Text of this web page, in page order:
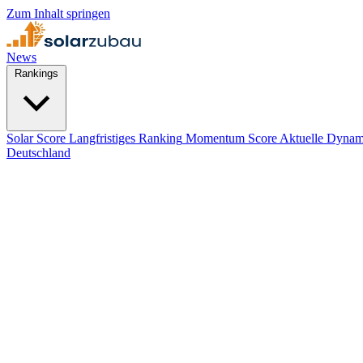
Zum Inhalt springen
News
Solar Score Langfristiges Ranking Momentum Score Aktuelle
Deutschland